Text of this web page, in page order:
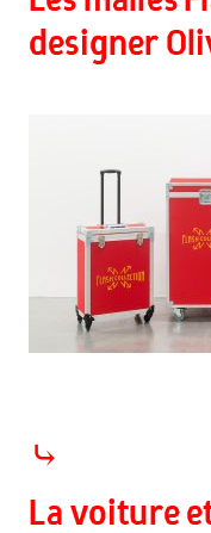
designer
⤷
La voiture